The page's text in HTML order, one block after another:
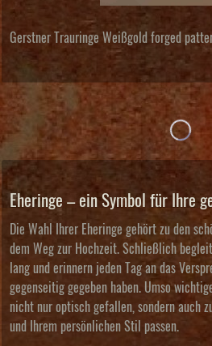
Gerstner Trauringe Weißgold forged
Eheringe – ein Symbol für Ihre
Die Wahl Ihrer Eheringe gehört zu den
dem Weg zur Hochzeit. Schließlich
lang und erinnern jeden Tag an das
gegenseitig gegeben haben. Umso
nicht nur optisch gefallen, sondern auch
und Ihrem persönlichen Stil passen.